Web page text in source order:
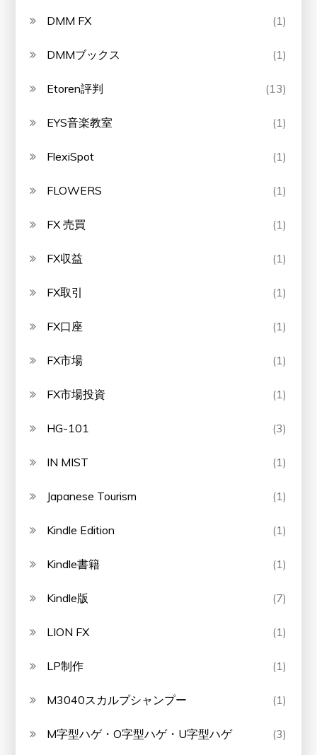
DMM FX (1)
DMMブックス (1)
Etoren評判 (13)
EYS音楽教室 (1)
FlexiSpot (1)
FLOWERS (1)
FX 売買 (1)
FX収益 (1)
FX取引 (1)
FX口座 (1)
FX市場 (1)
FX市場投資 (1)
HG-101 (3)
IN MIST (1)
Japanese Tourism (1)
Kindle Edition (1)
Kindle書籍 (1)
Kindle版 (7)
LION FX (1)
LP制作 (1)
M3040スカルプシャンプー (1)
M字型ハゲ・O字型ハゲ・U字型ハゲ (3)